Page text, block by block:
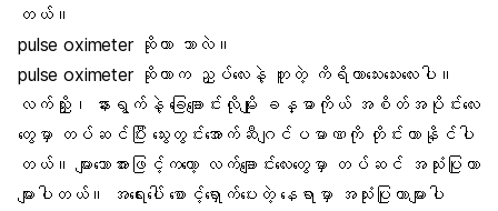
တယ်။
pulse oximeter ဆိုတာ ဘာလဲ။
pulse oximeter ဆိုတာက ညှပ်လေးနဲ့ တူတဲ့ ကိရိယာသေးသေးလေးပါ။
လက်ညှိုး၊ နားရွက်နဲ့ ခြေချောင်းလိုမျိုး ခန္ဓာကိုယ် အစိတ်အပိုင်းလေး
တွေမှာ တပ်ဆင်ပြီး သွေးတွင်းအောက်ဆီဂျင်ပမာဏကို တိုင်းတာနိုင်ပါ
တယ်။ များသောအားဖြင့်ကတော့ လက်ချောင်းလေးတွေ မှာ တပ်ဆင် အသုံးပြုတာ
များပါတယ်။ အရေးပေါ် စောင့်ရှောက်ပေးတဲ့ နေရာမှာ အသုံးပြုတာများပါ